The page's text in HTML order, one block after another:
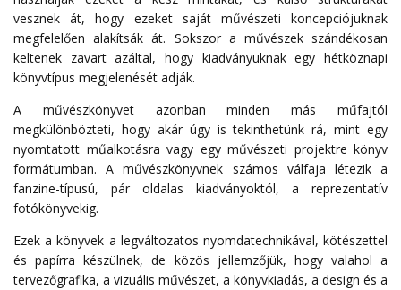
vesznek át, hogy ezeket saját művészeti koncepciójuknak
megfelelően alakítsák át. Sokszor a művészek szándékosan
keltenek zavart azáltal, hogy kiadványuknak egy hétköznapi
könyvtípus megjelenését adják.
A művészkönyvet azonban minden más műfajtól
megkülönbözteti, hogy akár úgy is tekinthetünk rá, mint egy
nyomtatott műalkotásra vagy egy művészeti projektre könyv
formátumban. A művészkönyvnek számos válfaja létezik a
fanzine-típusú, pár oldalas kiadványoktól, a reprezentatív
fotókönyvekig.
Ezek a könyvek a legváltozatos nyomdatechnikával, kötészettel
és papírra készülnek, de közös jellemzőjük, hogy valahol a
tervezőgrafika, a vizuális művészet, a könyvkiadás, a design és a